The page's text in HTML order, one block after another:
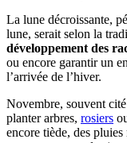
La lune décroissante,
lune, serait selon la
développement des
ou encore garantir un
l’arrivée de l’hiver.
Novembre, souvent
planter arbres, rosiers
encore tiède, des pluies